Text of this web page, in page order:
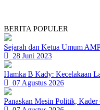
BERITA POPULER
Sejarah dan Ketua Umum
28 Juni 2023
Hamka B Kady: Kecelakaan
07 Agustus 2026
Panaskan Mesin Politik,